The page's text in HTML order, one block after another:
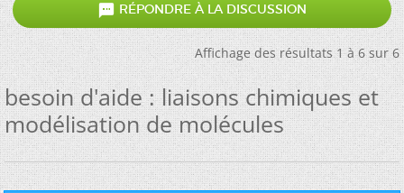
 RÉPONDRE À LA DISCUSSION
Affichage des résultats 1 à 6 sur 6
besoin d'aide : liaisons chimiques et
modélisation de molécules